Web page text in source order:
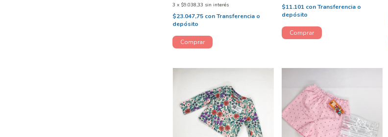
3 x $9.038,33 sin interés
$23.047,75 con Transferencia o
depósito
$11.101 con Transferencia o
depósito